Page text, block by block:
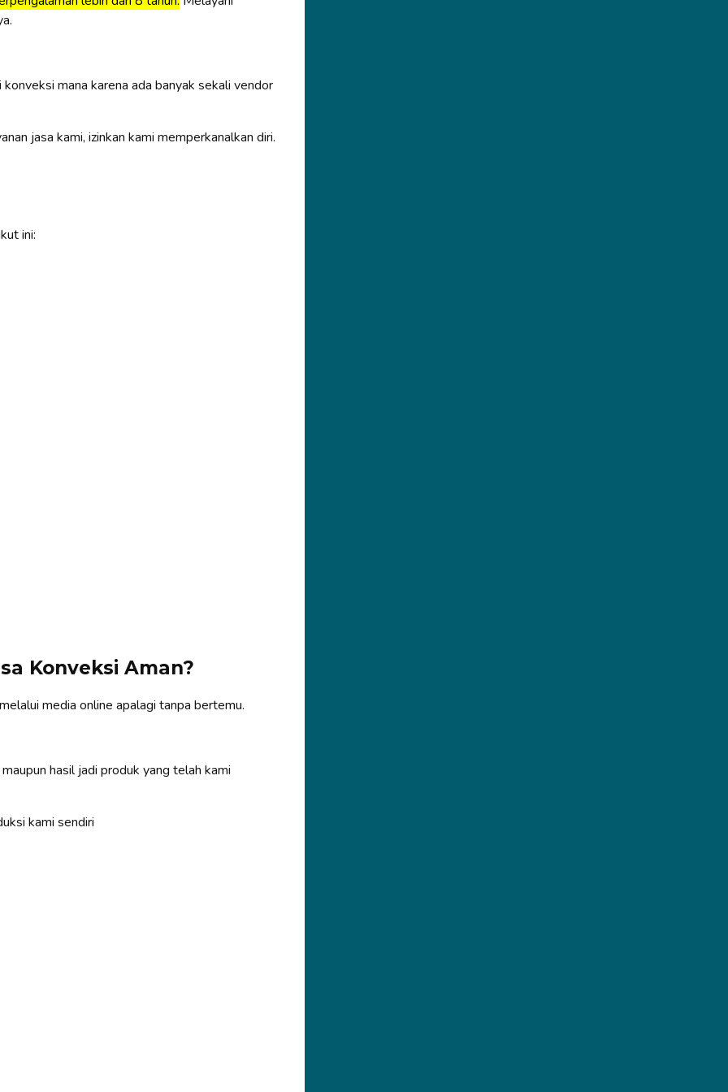
mana karena ada banyak sekali vendor
jasa kami, izinkan kami memperkanalkan diri.
ini:
Konveksi Aman?
media online apalagi tanpa bertemu.
hasil jadi produk yang telah kami
kami sendiri